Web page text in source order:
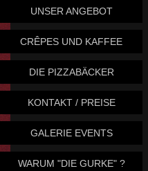
UNSER ANGEBOT
CRÊPES UND KAFFEE
DIE PIZZABÄCKER
KONTAKT / PREISE
GALERIE EVENTS
WARUM "DIE GURKE" ?